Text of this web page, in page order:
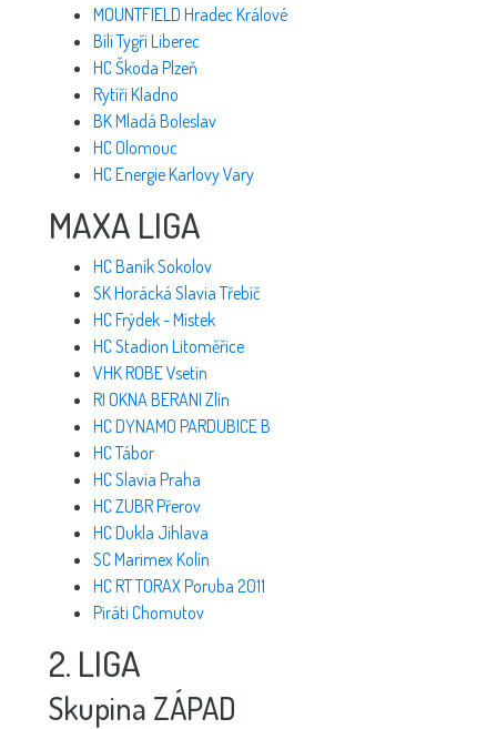
MOUNTFIELD Hradec Králové
Bílí Tygři Liberec
HC Škoda Plzeň
Rytíři Kladno
BK Mladá Boleslav
HC Olomouc
HC Energie Karlovy Vary
MAXA LIGA
HC Baník Sokolov
SK Horácká Slavia Třebíč
HC Frýdek - Místek
HC Stadion Litoměřice
VHK ROBE Vsetín
RI OKNA BERANI Zlín
HC DYNAMO PARDUBICE B
HC Tábor
HC Slavia Praha
HC ZUBR Přerov
HC Dukla Jihlava
SC Marimex Kolín
HC RT TORAX Poruba 2011
Piráti Chomutov
2. LIGA
Skupina ZÁPAD